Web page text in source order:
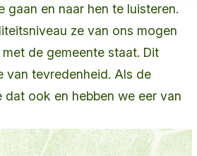
gaan en naar hen te luisteren.
ze van ons mogen
de gemeente staat. Dit
van tevredenheid. Als de
ook en hebben we eer van